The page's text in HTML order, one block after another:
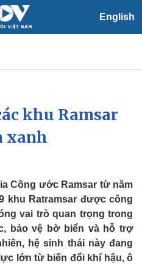
English
Xã hội
Tin 24h
Dự báo thời tiết
Việc làm
Biển đảo
khu Ramsar
xanh
Công ước Ramsar từ năm
khu Ratramsar được công
vai trò quan trọng trong
bảo vệ bờ biển và hỗ trợ
hệ sinh thái này đang
lớn từ biến đổi khí hậu, ô